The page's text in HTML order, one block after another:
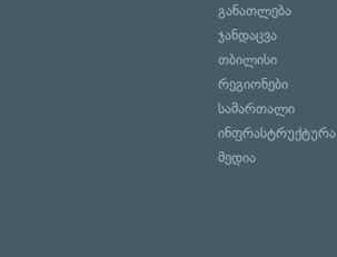
განათლება
ჯანდაცვა
თბილისი
რეგიონები
სამართალი
ინფრასტრუქტურა
მედია